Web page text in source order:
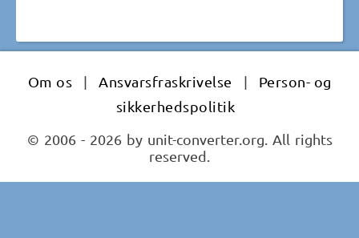
Om os | Ansvarsfraskrivelse |
Person- og
sikkerhedspolitik
© 2006 - 2026 by unit-converter.org. All rights
reserved.